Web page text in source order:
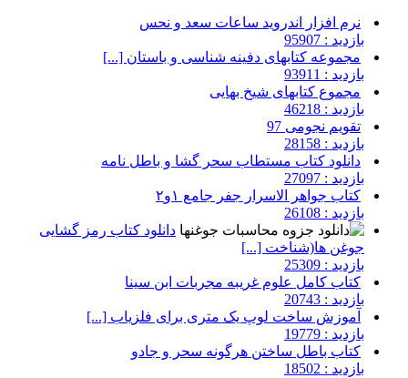
نرم افزار اندروید ساعات سعد و نحس
بازدید : 95907
مجموعه کتابهای دفینه شناسی و باستان [...]
بازدید : 93911
مجموع کتابهای شیخ بهایی
بازدید : 46218
تقویم نجومی 97
بازدید : 28158
دانلود کتاب مستطاب سحر گشا و باطل نامه
بازدید : 27097
کتاب جواهر الاسرار جفر جامع ۱و۲
بازدید : 26108
دانلود کتاب رمز گشایی
جوغن ها(شناخت [...]
بازدید : 25309
کتاب کامل علوم غریبه مجربات ابن سینا
بازدید : 20743
آموزش ساخت لوپ یک متری برای فلزیاب [...]
بازدید : 19779
کتاب باطل ساختن هرگونه سحر و جادو
بازدید : 18502